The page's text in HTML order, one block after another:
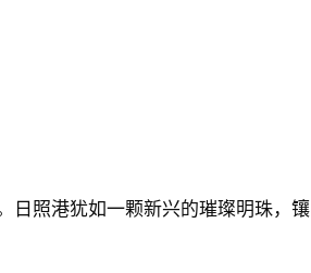
日照港犹如一颗新兴的璀璨明珠，镶